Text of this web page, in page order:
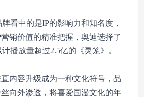
看中的是IP的影响力和知名度，
销价值的精准把握，奥迪选择了
播放量超过2.5亿的《灵笼》。
内容升级成为一种文化符号，品
向外渗透，将喜爱国漫文化的年